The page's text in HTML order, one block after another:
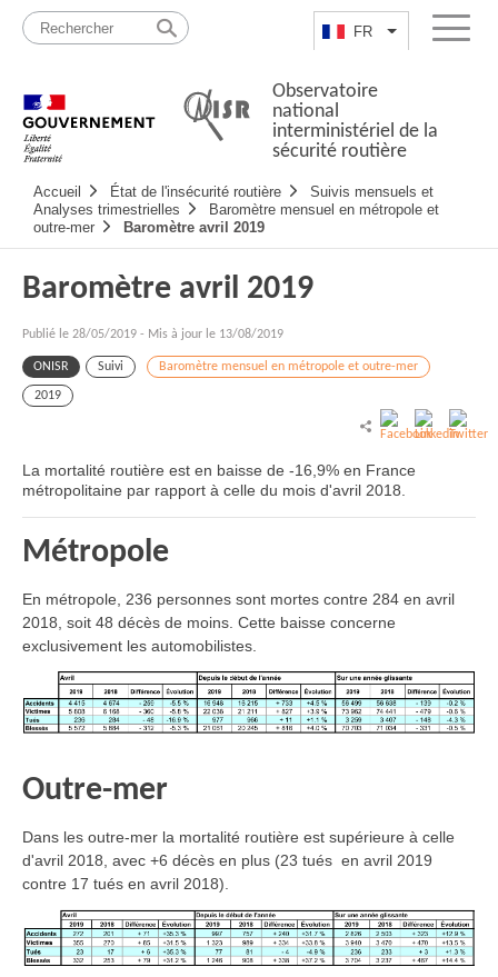
Passer
contenu
FR Lister lesMenu
Observatoire
national
interministériel de la
sécurité routière
principale
Accueil État de l'insécurité routière
Suivis mensuels et
Analyses trimestrielles
Baromètre mensuel en métropole et
outre-mer
Baromètre avril 2019
Baromètre avril 2019
Publié le 28/05/2019 - Mis à jour le 13/08/2019
ONISR Suivi Baromètre mensuel en métropole et outre-mer
2019
La mortalité routière est en baisse de -16,9% en France
métropolitaine par rapport à celle du mois d'avril 2018.
Métropole
En métropole, 236 personnes sont mortes contre 284 en avril
2018, soit 48 décès de moins. Cette baisse concerne
exclusivement les automobilistes.
Outre-mer
Dans les outre-mer la mortalité routière est supérieure à celle
d'avril 2018, avec +6 décès en plus (23 tués en avril 2019
contre 17 tués en avril 2018).